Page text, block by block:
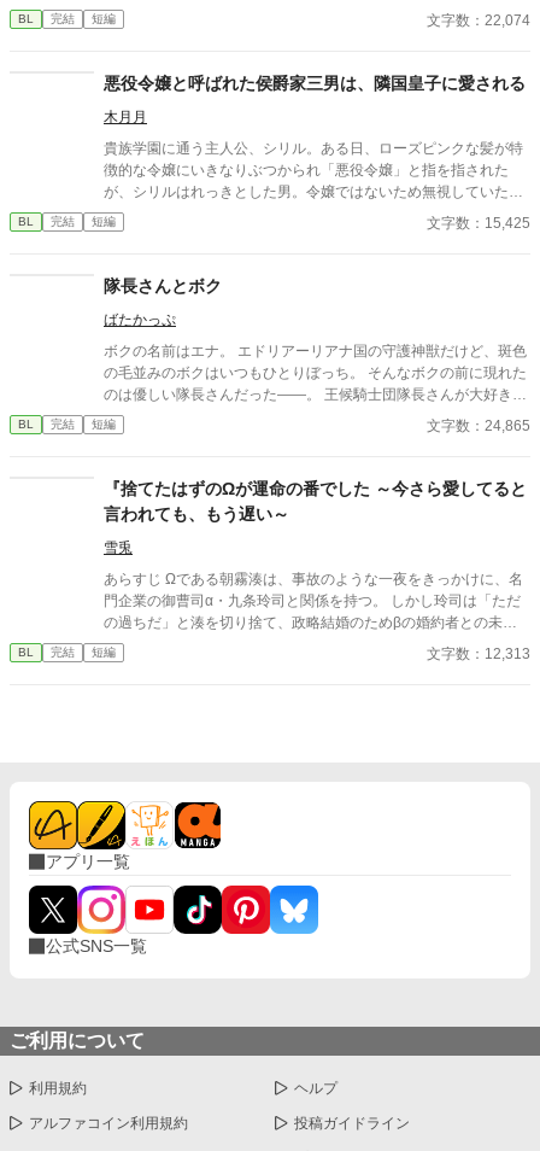
い、一目惚れしてしまう。 しかし、恋愛偏差値がほぼ０のオーデ
ィスのアプローチは空回りするわ、前婚約者のフランチェスカの
徹だったはずなのに溺愛まっしぐらのオーディスと元気だけどお
っちょこちょいなセシルのドタバタラブコメです。
BL 完結 短編 文字数：22,074
悪役令嬢と呼ばれた侯爵家三男は、隣国皇子に愛される
木月月
貴族学園に通う主人公、シリル。ある日、ローズピンクな髪が特
徴的な令嬢にいきなりぶつかられ「悪役令嬢」と指を指された
が、シリルはれっきとした男。令嬢ではないため無視していた
ら、学園のエントランスの踊り場の階段から突き落とされる。骨
折や打撲を覚悟してたシリルを抱き抱え助けたのは、隣国からの
の侯爵家にホームステイしている友人でもある。シリルを突き落
とした令嬢は「その人、悪役令嬢です！離れて殿下！」と叫び、
ルシアンはシリルを「護るべきものだから、守った」といい始め
ーー ※この話は小説家になろうにも掲載しています。
BL 完結 短編 文字数：15,425
隊長さんとボク
ばたかっぷ
ボクの名前はエナ。 エドリアーリアナ国の守護神獣だけど、斑色
の毛並みのボクはいつもひとりぼっち。 そんなボクの前に現れた
のは優しい隊長さんだった――。 王候騎士団隊長さんが大好きな
小動物が頑張る、なんちゃってファンタジーです。 きゅ～きゅ～
鳴くもふもふな小動物とそのもふもふを愛でる隊長さんで構成さ
ジーをお求めの方は回れ右でお願いします～m(_ _)m
BL 完結 短編 文字数：24,865
『捨てたはずのΩが運命の番でした ～今さら愛してると
言われても、もう遅い～
雪兎
あらすじ Ωである朝霧湊は、事故のような一夜をきっかけに、名
門企業の御曹司α・九条玲司と関係を持つ。 しかし玲司は「ただ
の過ちだ」と湊を切り捨て、政略結婚のためβの婚約者との未来
を選んだ。 深く傷ついた湊は、彼の前から姿を消す。 数か月後―
―。 湊の身体は、これまで誰も知らなかった希少な『遅咲きΩ』
速する、すれ違いオメガバースBL。
BL 完結 短編 文字数：12,313
アプリ一覧
公式SNS一覧
ご利用について
利用規約 ヘルプ
アルファコイン利用規約 投稿ガイドライン